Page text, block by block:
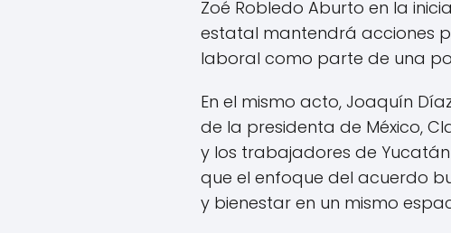
Zoé Robledo Aburto en la
estatal mantendrá acciones
laboral como parte de una
En el mismo acto, Joaquín
de la presidenta de México,
y los trabajadores de
que el enfoque del acuerdo
y bienestar en un mismo